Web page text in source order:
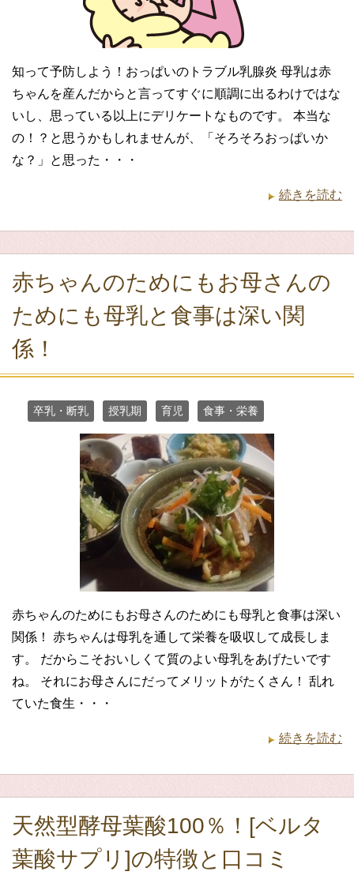
知って予防しよう！おっぱいのトラブル乳腺炎 母乳は赤
ちゃんを産んだからと言ってすぐに順調に出るわけではな
いし、思っている以上にデリケートなものです。 本当な
の！？と思うかもしれませんが、「そろそろおっぱいか
な？」と思った・・・
続きを読む
赤ちゃんのためにもお母さんの
ためにも母乳と食事は深い関
係！
卒乳・断乳 授乳期 育児 食事・栄養
赤ちゃんのためにもお母さんのためにも母乳と食事は深い
関係！ 赤ちゃんは母乳を通して栄養を吸収して成長しま
す。 だからこそおいしくて質のよい母乳をあげたいです
ね。 それにお母さんにだってメリットがたくさん！ 乱れ
ていた食生・・・
続きを読む
天然型酵母葉酸100％！[ベルタ
葉酸サプリ]の特徴と口コミ